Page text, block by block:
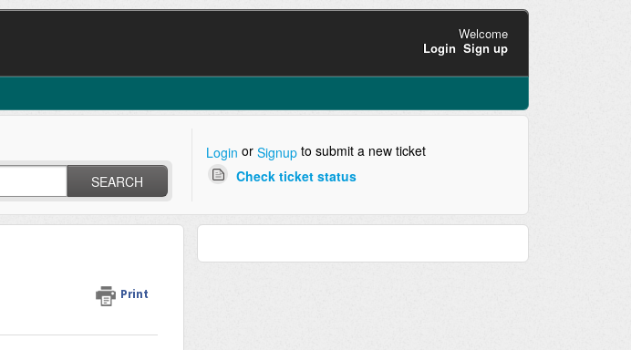
Welcome
Login Sign up
SEARCH
Login or Signupto submit a new ticket
Check ticket status
Print